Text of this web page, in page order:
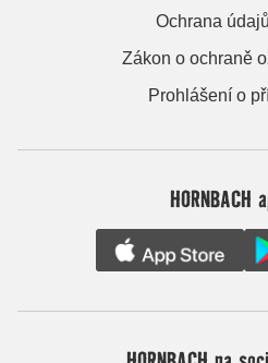
Ochrana
Zákon o ochraně
Prohlášení o
HORNBACH